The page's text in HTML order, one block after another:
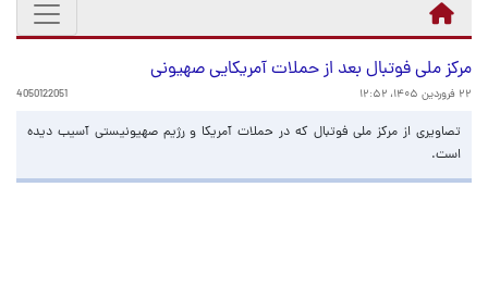
مرکز ملی فوتبال بعد از حملات آمریکایی صهیونی
۲۲ فروردین ۱۴۰۵، ۱۲:۵۲ 4050122051
تصاویری از مرکز ملی فوتبال که در حملات آمریکا و رژیم صهیونیستی آسیب دیده
است.